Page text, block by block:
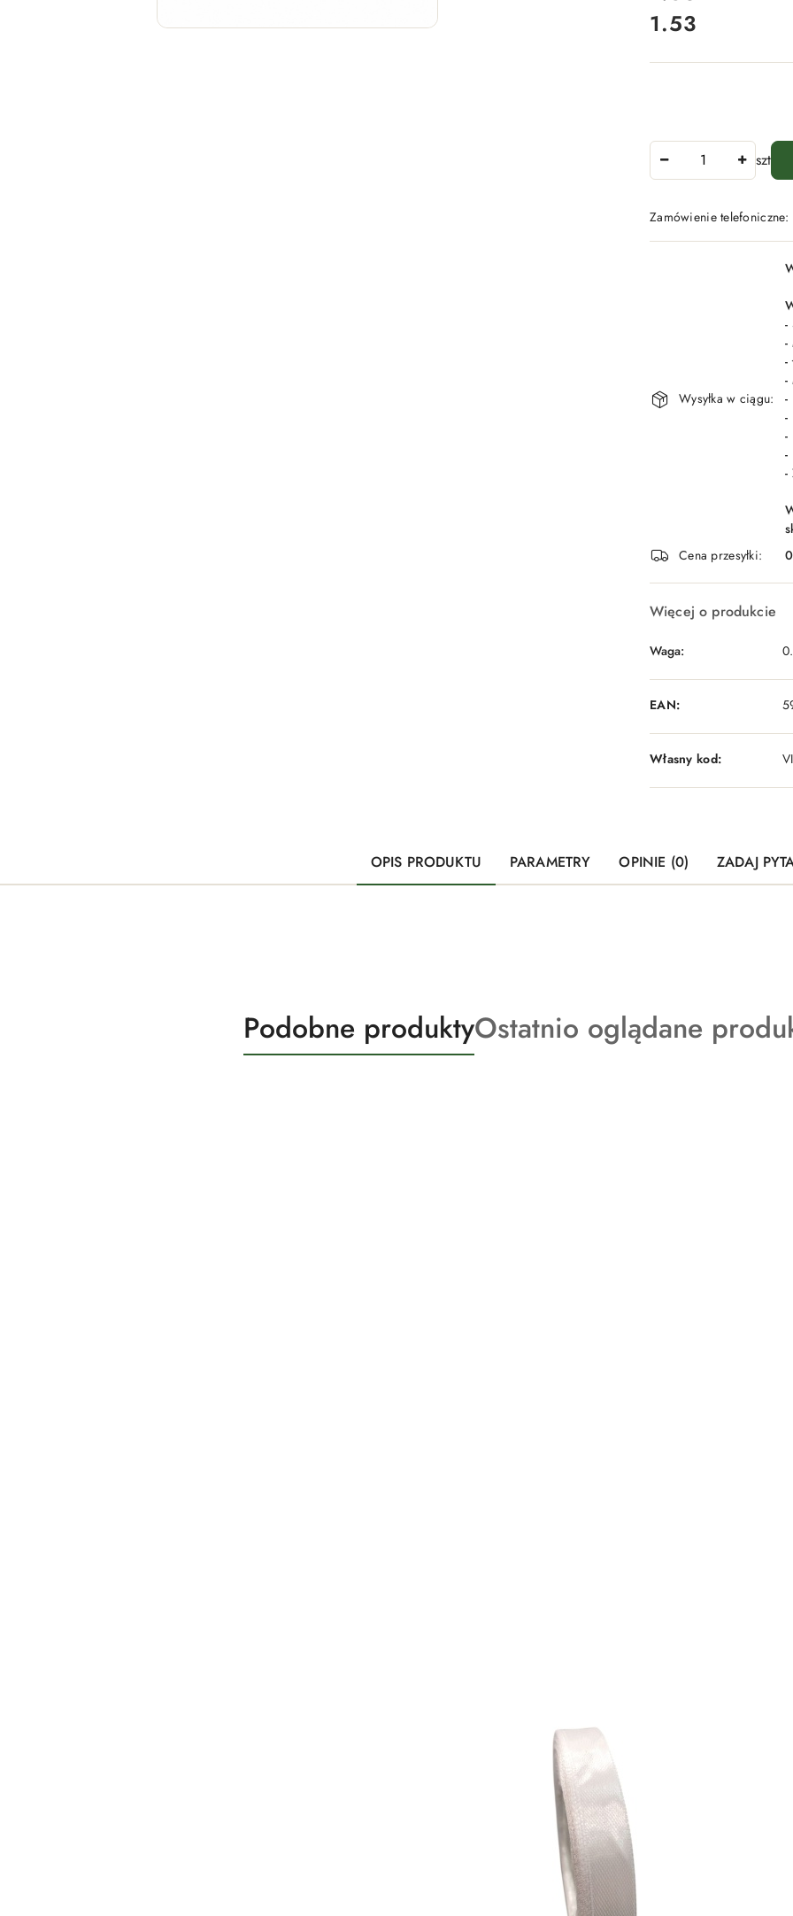
Cena:
1.53
szt
Zamówienie
Wysyłka w ciągu:
-
-
-
-
-
-
-
-
-
Cena przesyłki:
0
Więcej o produkcie
Waga:
EAN:
Własny kod:
OPIS PRODUKTU PARAMETRY OPINIE (0) ZADAJ
Produkty
o
Podobne produktyProdukty
o
Ostatnio oglądane